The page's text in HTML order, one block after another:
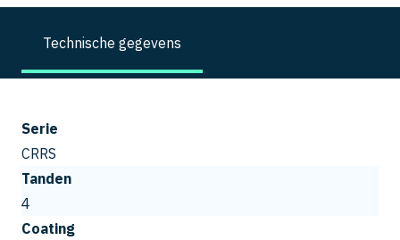
Technische gegevens
Serie
CRRS
Tanden
4
Coating